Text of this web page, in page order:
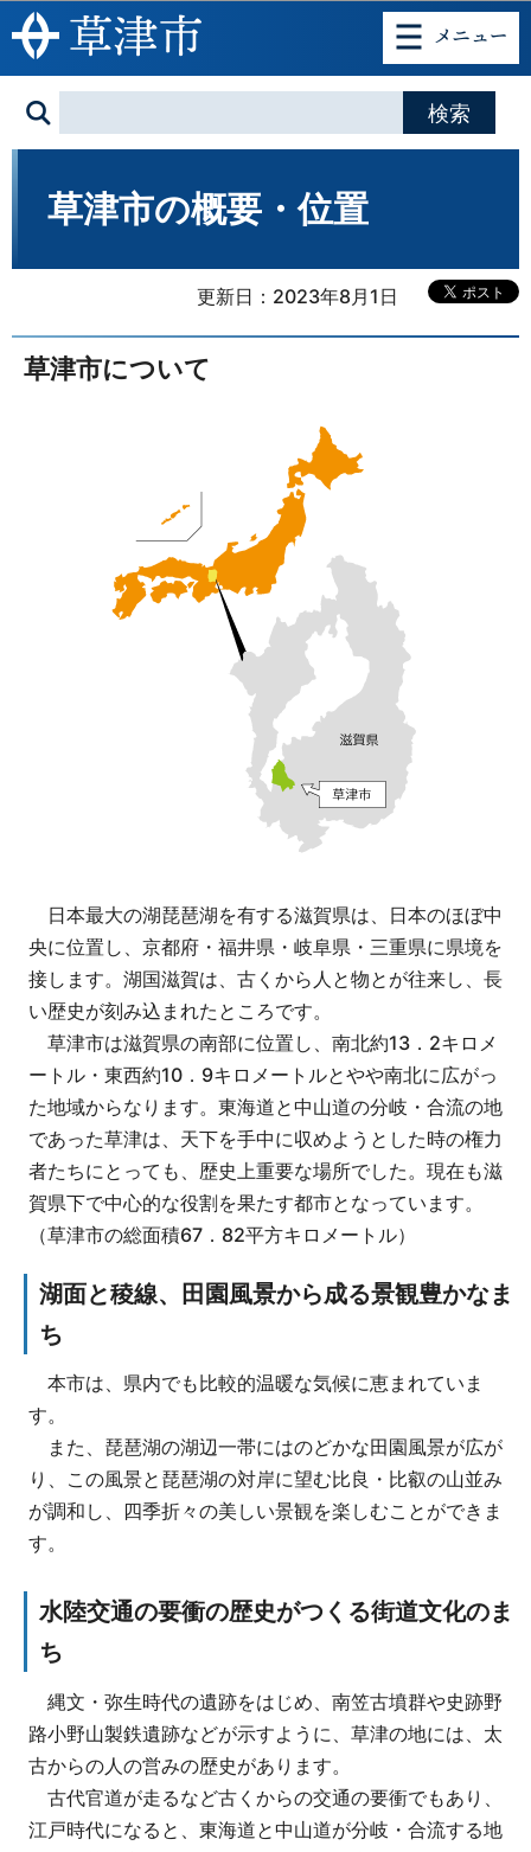
このページの本文へ移動
草津市の概要・位置
更新日：2023年8月1日
草津市について
日本最大の湖琵琶湖を有する滋賀県は、日本のほぼ中
央に位置し、京都府・福井県・岐阜県・三重県に県境を
接します。湖国滋賀は、古くから人と物とが往来し、長
い歴史が刻み込まれたところです。
草津市は滋賀県の南部に位置し、南北約13．2キロメ
ートル・東西約10．9キロメートルとやや南北に広がっ
た地域からなります。東海道と中山道の分岐・合流の地
であった草津は、天下を手中に収めようとした時の権力
者たちにとっても、歴史上重要な場所でした。現在も滋
賀県下で中心的な役割を果たす都市となっています。
（草津市の総面積67．82平方キロメートル）
湖面と稜線、田園風景から成る景観豊かなま
ち
本市は、県内でも比較的温暖な気候に恵まれていま
す。
また、琵琶湖の湖辺一帯にはのどかな田園風景が広が
り、この風景と琵琶湖の対岸に望む比良・比叡の山並み
が調和し、四季折々の美しい景観を楽しむことができま
す。
水陸交通の要衝の歴史がつくる街道文化のま
ち
縄文・弥生時代の遺跡をはじめ、南笠古墳群や史跡野
路小野山製鉄遺跡などが示すように、草津の地には、太
古からの人の営みの歴史があります。
古代官道が走るなど古くからの交通の要衝でもあり、
江戸時代になると、東海道と中山道が分岐・合流する地